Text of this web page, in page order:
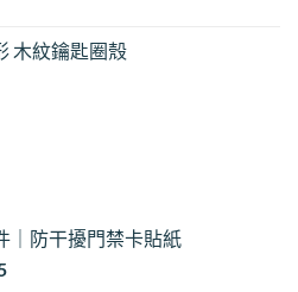
木紋鑰匙圈殼
｜防干擾門禁卡貼紙
價